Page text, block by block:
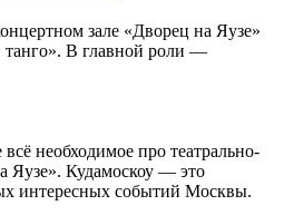
зале «Дворец на Яузе»
танго». В главной роли —
необходимое про театрально-
Яузе». Кудамоскоу — это
интересных событий Москвы.